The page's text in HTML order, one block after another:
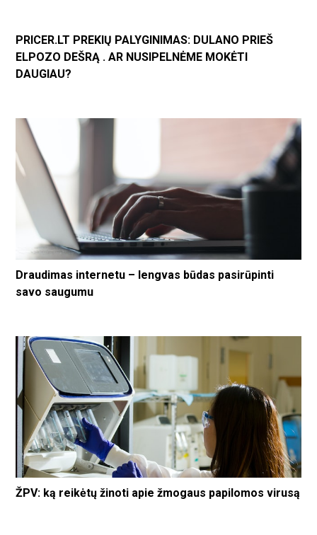
PRICER.LT PREKIŲ PALYGINIMAS: DULANO PRIEŠ
ELPOZO DEŠRĄ . AR NUSIPELNĖME MOKĖTI
DAUGIAU?
Draudimas internetu – lengvas būdas pasirūpinti
savo saugumu
ŽPV: ką reikėtų žinoti apie žmogaus papilomos virusą